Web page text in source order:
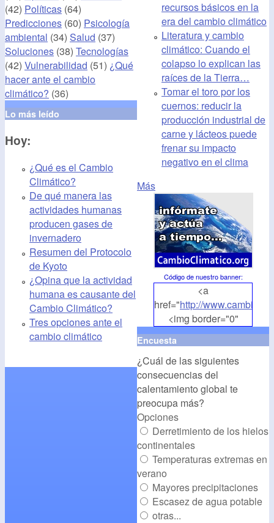
(42) Políticas (64)
Predicciones (60) Psicología
ambiental (34) Salud (37)
Soluciones (38) Tecnologías
(42) Vulnerabilidad (51) ¿Qué
hacer ante el cambio
climático? (36)
Lo más leído
Hoy:
¿Qué es el Cambio
Climático?
De qué manera las
actividades humanas
producen gases de
invernadero
Resumen del Protocolo
de Kyoto
¿Opina que la actividad
humana es causante del
Cambio Climático?
Tres opciones ante el
cambio climático
recursos básicos en la
era del cambio climático
Literatura y cambio
climático: Cuando el
colapso lo explican las
raíces de la Tierra…
Tomar el toro por los
cuernos: reducir la
producción industrial de
carne y lácteos puede
frenar su impacto
negativo en el clima
Más
Código de nuestro banner:
<a
href="http://
<img border="0"
align="middle"
src="http://
alt="CambioClimatico.org"
/></a>
Encuesta
¿Cuál de las siguientes
consecuencias del
calentamiento global te
preocupa más?
Opciones
Derretimiento de los hielos
continentales
Temperaturas extremas en
verano
Mayores precipitaciones
Escasez de agua potable
otras...